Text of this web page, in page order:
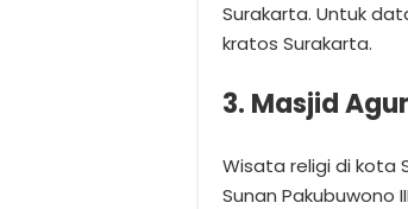
Surakarta. Untuk
kratos Surakarta.
3. Masjid
Wisata religi di kota
Sunan Pakubuwono